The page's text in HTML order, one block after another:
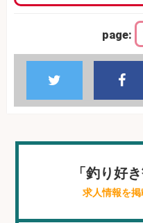
page:
「釣り好
求人情報を